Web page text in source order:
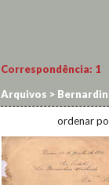
Correspondência: 1
Arquivos >
ordenar